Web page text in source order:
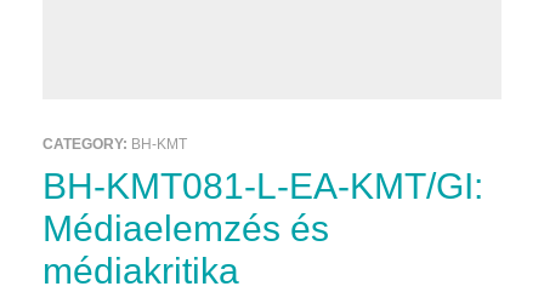
CATEGORY: BH-KMT
BH-KMT081-L-EA-KMT/GI:
Médiaelemzés és
médiakritika